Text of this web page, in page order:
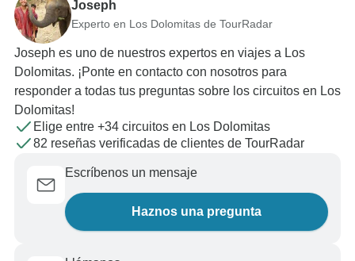
Joseph
Experto en Los Dolomitas de TourRadar
Joseph es uno de nuestros expertos en viajes a Los
Dolomitas. ¡Ponte en contacto con nosotros para
responder a todas tus preguntas sobre los circuitos en Los
Dolomitas!
Elige entre +34 circuitos en Los Dolomitas
82 reseñas verificadas de clientes de TourRadar
Escríbenos un mensaje
Haznos una pregunta